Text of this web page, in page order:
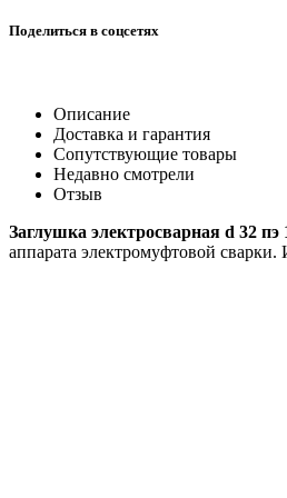
Поделиться в соцсетях
Описание
Доставка и гарантия
Сопутствующие товары
Недавно смотрели
Отзыв
Заглушка электросварная d 32 пэ
аппарата электромуфтовой